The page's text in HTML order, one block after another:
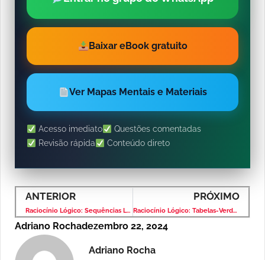
Baixar eBook gratuito
Ver Mapas Mentais e Materiais
Acesso imediato
Questões comentadas
Revisão rápida
Conteúdo direto
ANTERIOR
Raciocínio Lógico: Sequências Lógicas – Banca VUNESP – Nível Superior
PRÓXIMO
Raciocínio Lógico: Tabelas-Verdade – Banca VUNESP – Nível Superior
Adriano Rochadezembro 22, 2024
Adriano Rocha